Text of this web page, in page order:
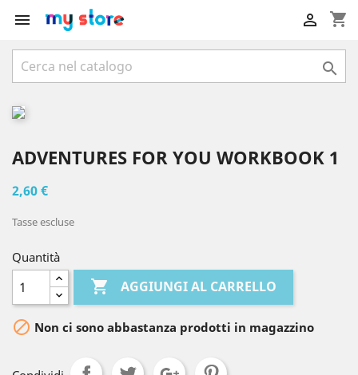
 shopping_cart


ADVENTURES FOR YOU WORKBOOK 1
2,60 €
Tasse escluse
Quantità
 AGGIUNGI AL CARRELLO
 Non ci sono abbastanza prodotti in magazzino